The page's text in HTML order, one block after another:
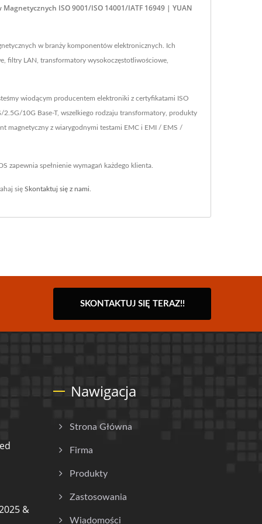
Magnetycznych ISO 9001/ISO 14001/IATF 16949 | YUAN
w branży komponentów elektronicznych. Ich
filtry LAN, transformatory wysokoczęstotliwościowe,
wiodącym producentem elektroniki z certyfikatami ISO
10G Base-T, wszelkiego rodzaju transformatory, produkty
magnetyczny z wiarygodnymi testami EMC i EMI / EMS /
zapewnia spełnienie wymagań każdego klienta.
się Skontaktuj się z nami
SKONTAKTUJ SIĘ TERAZ!!
&
Nawigacja
Strona Główna
Firma
Produkty
Zastosowania
Wiadomości